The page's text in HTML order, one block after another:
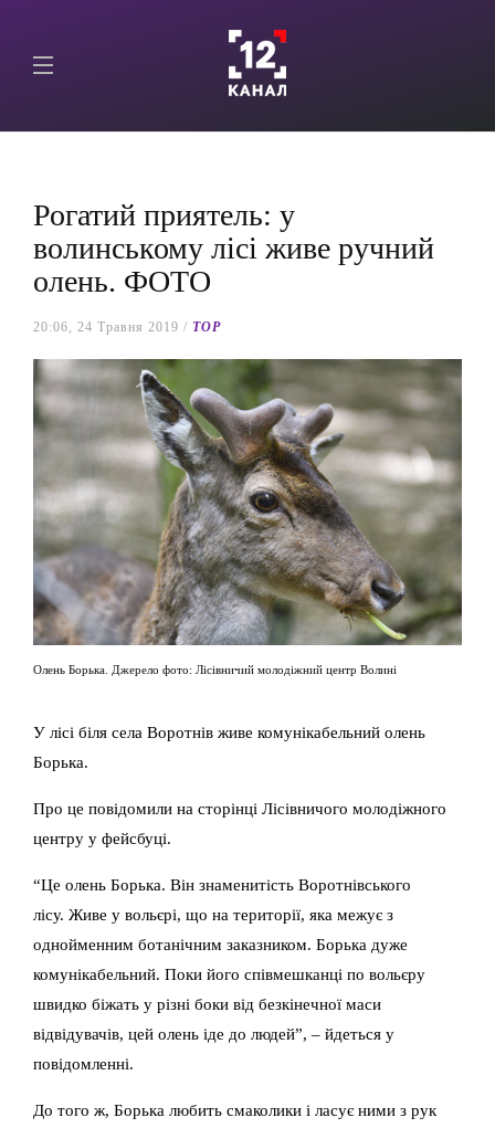
Рогатий приятель: у
волинському лісі живе ручний
олень. ФОТО
20:06, 24 Травня 2019 / TOP
Олень Борька. Джерело фото: Лісівничий молодіжний центр Волині
У лісі біля села Воротнів живе комунікабельний олень
Борька.
Про це повідомили на сторінці Лісівничого молодіжного
центру у фейсбуці.
“Це олень Борька. Він знаменитість Воротнівського
лісу. Живе у вольєрі, що на території, яка межує з
однойменним ботанічним заказником. Борька дуже
комунікабельний. Поки його співмешканці по вольєру
швидко біжать у різні боки від безкінечної маси
відвідувачів, цей олень іде до людей”, – йдеться у
повідомленні.
До того ж, Борька любить смаколики і ласує ними з рук